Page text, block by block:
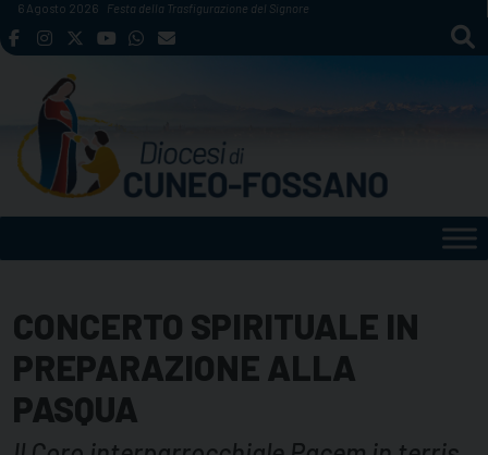
Skip
to
6 Agosto 2026 Festa della Trasfigurazione del Signore
CONCERTO SPIRITUALE IN
PREPARAZIONE ALLA
PASQUA